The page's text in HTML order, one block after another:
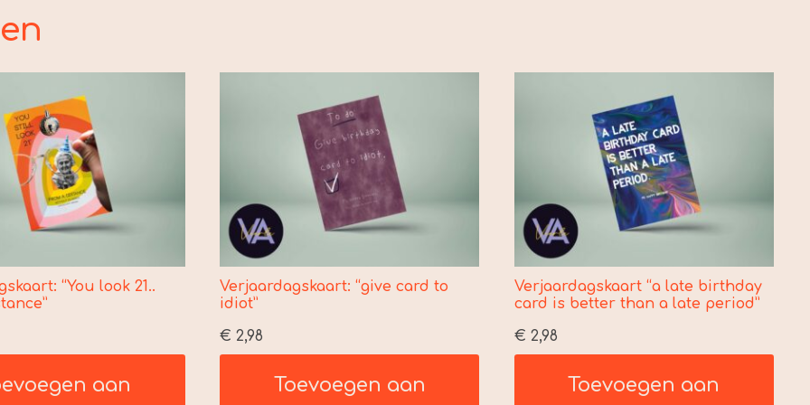
“You look 21..
aan
Verjaardagskaart: “give card to
idiot”
€ 2,98
Toevoegen aan
Verjaardagskaart “a late birthday
card is better than a late period”
€ 2,98
Toevoegen aan